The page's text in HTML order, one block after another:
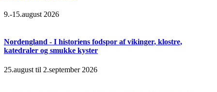
9.-15.august 2026
Nordengland - I historiens fodspor af vikinger, klostre,
katedraler og smukke kyster
25.august til 2.september 2026